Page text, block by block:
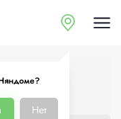
Нет
в